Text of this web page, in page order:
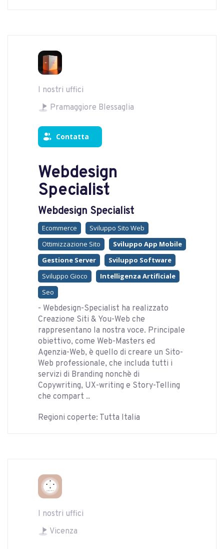
I nostri uffici
Pramaggiore Blessaglia
Contatta
Webdesign
Specialist
Webdesign Specialist
Ecommerce
Sviluppo Sito Web
Ottimizzazione Sito
Sviluppo App Mobile
Gestione Server
Sviluppo Software
Sviluppo Gioco
Intelligenza Artificiale
Seo
- Webdesign-Specialist ha realizzato
Creazione Siti & You-Web che
rappresentano la nostra voce. Principale
obiettivo, come Web-Masters ed
Agenzia-Web, è quello di creare un Sito-
Web professionale, che includa tutti i
servizi di Branding nonchè di
Copywriting, UX-writing e Story-Telling
che compart ..
Regioni coperte: Tutta Italia
I nostri uffici
Vicenza